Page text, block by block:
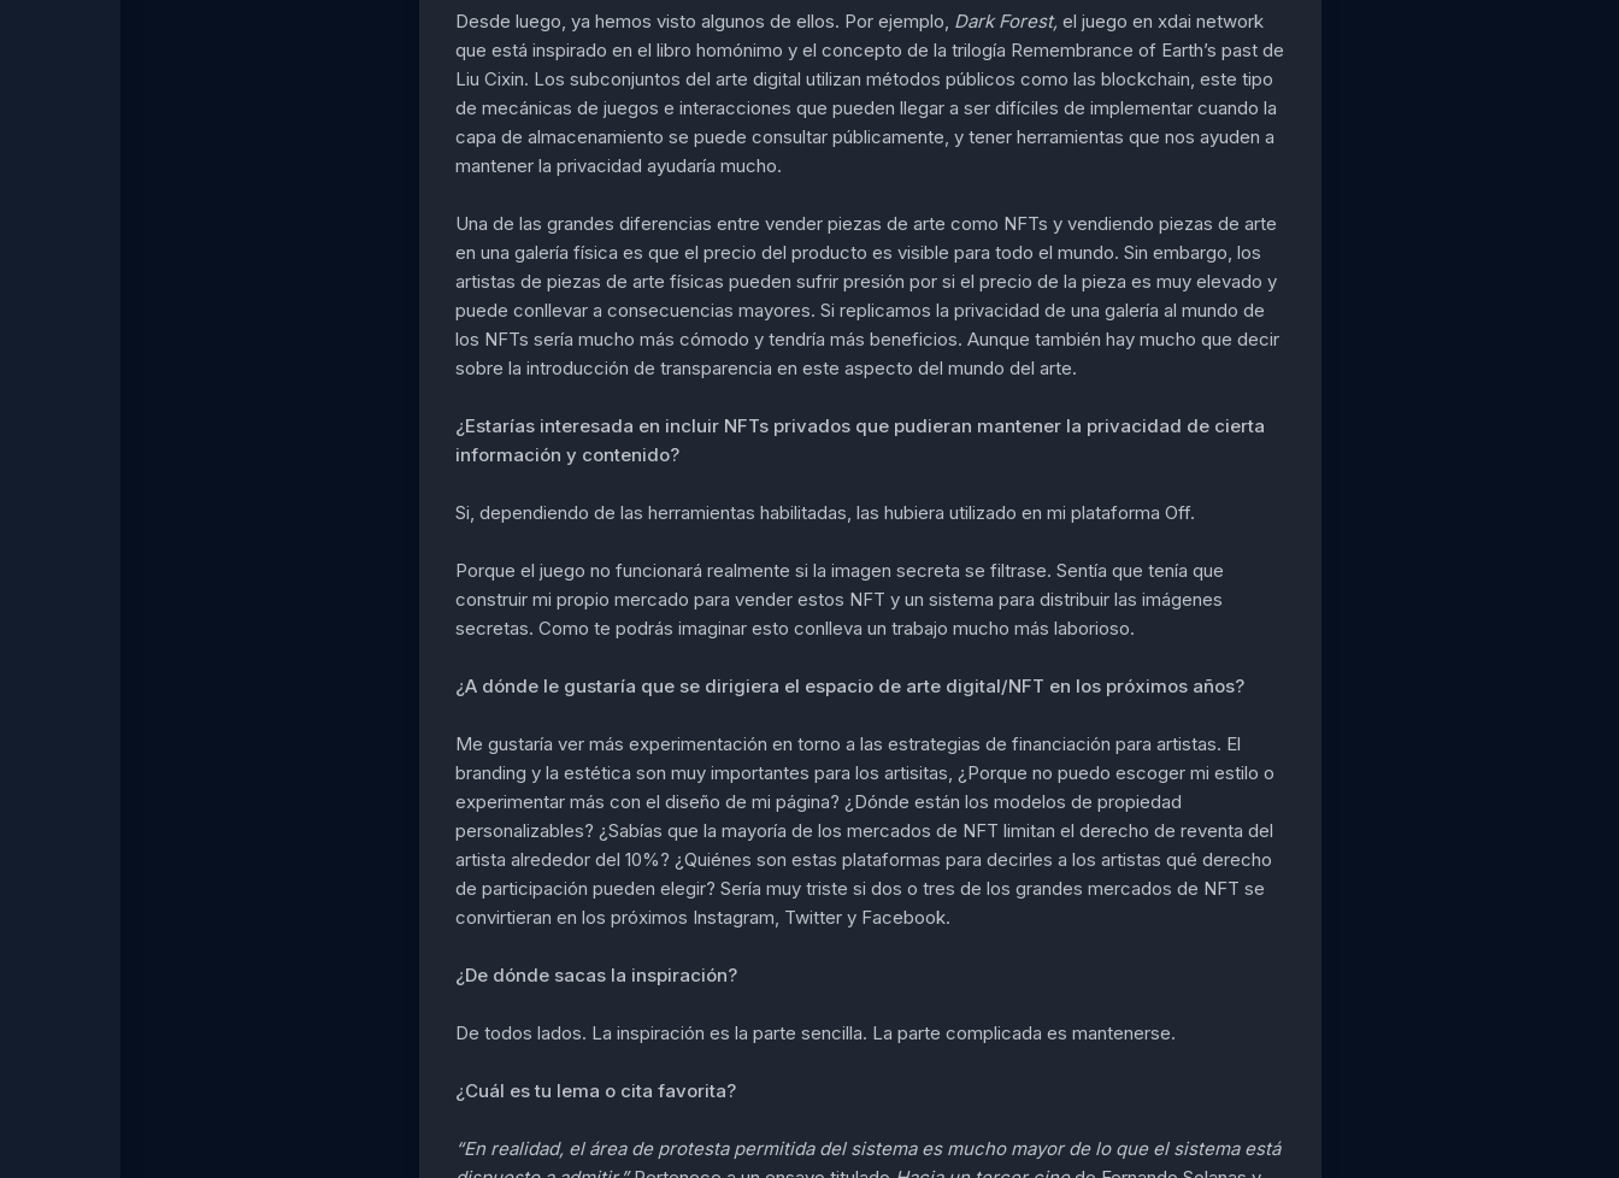
Desde luego, ya hemos visto algunos de ellos. Por ejemplo, Dark Forest,el juego en xdai network
que está inspirado en el libro homónimo y el concepto de la trilogía Remembrance of Earth’s past de
Liu Cixin. Los subconjuntos del arte digital utilizan métodos públicos como las blockchain, este tipo
de mecánicas de juegos e interacciones que pueden llegar a ser difíciles de implementar cuando la
capa de almacenamiento se puede consultar públicamente, y tener herramientas que nos ayuden a
mantener la privacidad ayudaría mucho.
Una de las grandes diferencias entre vender piezas de arte como NFTs y vendiendo piezas de arte
en una galería física es que el precio del producto es visible para todo el mundo. Sin embargo, los
artistas de piezas de arte físicas pueden sufrir presión por si el precio de la pieza es muy elevado y
puede conllevar a consecuencias mayores. Si replicamos la privacidad de una galería al mundo de
los NFTs sería mucho más cómodo y tendría más beneficios. Aunque también hay mucho que decir
sobre la introducción de transparencia en este aspecto del mundo del arte.
¿Estarías interesada en incluir NFTs privados que pudieran mantener la privacidad de cierta
información y contenido?
Si, dependiendo de las herramientas habilitadas, las hubiera utilizado en mi plataforma Off.
Porque el juego no funcionará realmente si la imagen secreta se filtrase. Sentía que tenía que
construir mi propio mercado para vender estos NFT y un sistema para distribuir las imágenes
secretas. Como te podrás imaginar esto conlleva un trabajo mucho más laborioso.
¿A dónde le gustaría que se dirigiera el espacio de arte digital/NFT en los próximos años?
Me gustaría ver más experimentación en torno a las estrategias de financiación para artistas. El
branding y la estética son muy importantes para los artisitas, ¿Porque no puedo escoger mi estilo o
experimentar más con el diseño de mi página? ¿Dónde están los modelos de propiedad
personalizables? ¿Sabías que la mayoría de los mercados de NFT limitan el derecho de reventa del
artista alrededor del 10%? ¿Quiénes son estas plataformas para decirles a los artistas qué derecho
de participación pueden elegir? Sería muy triste si dos o tres de los grandes mercados de NFT se
convirtieran en los próximos Instagram, Twitter y Facebook.
¿De dónde sacas la inspiración?
De todos lados. La inspiración es la parte sencilla. La parte complicada es mantenerse.
¿Cuál es tu lema o cita favorita?
“En realidad, el área de protesta permitida del sistema es mucho mayor de lo que el sistema está